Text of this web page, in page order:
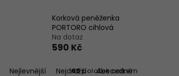
Korková peněženka
PORTORO cihlová
Na dotaz
590 Kč
Nejlevnější Nejdražší Abecedně
63položek celkem